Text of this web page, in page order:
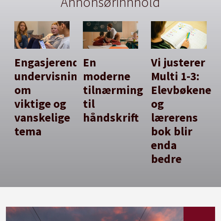
Engasjerende
undervisning
om
viktige og
vanskelige
tema
En
moderne
tilnærming
til
håndskrift
Vi justerer
Multi 1-3:
Elevbøkene
og
lærerens
bok blir
enda
bedre